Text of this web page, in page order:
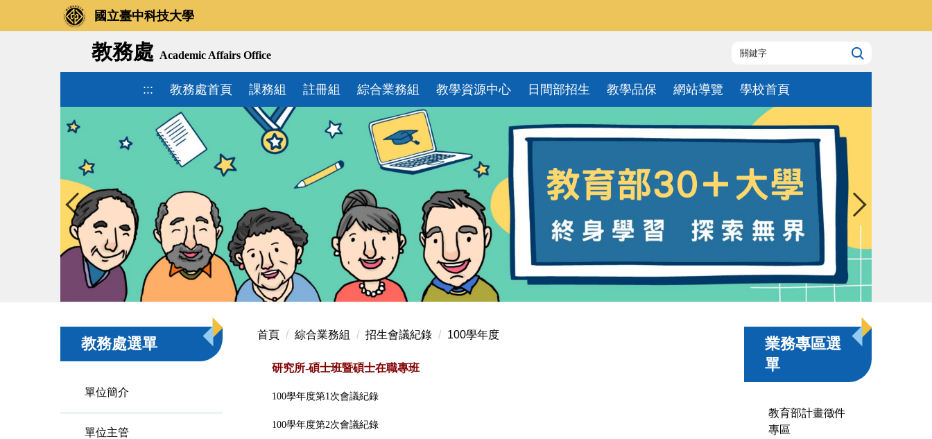
國立臺中科技大學
教務處 Academic Affairs Office
::: 教務處首頁 課務組 註冊組 綜合業務組 教學資源中心 日間部招生 教學品保 網站導覽 學校首頁
教務處選單
單位簡介
單位主管
首頁 綜合業務組 招生會議紀錄 100學年度
研究所-碩士班暨碩士在職專班
100學年度第1次會議紀錄
100學年度第2次會議紀錄
業務專區選
單
教育部計畫徵件
專區